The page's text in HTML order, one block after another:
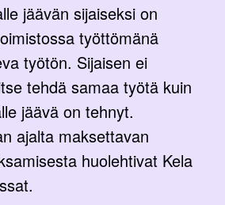
jäävän sijaiseksi on
työttömänä
työtön. Sijaisen ei
tehdä samaa työtä kuin
jäävä on tehnyt.
ajalta maksettavan
huolehtivat Kela